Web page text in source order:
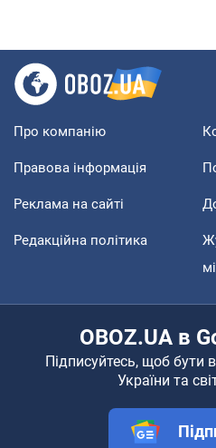
Про компанію
Правова інформація
Реклама на сайті
Редакційна політика
OBOZ.UA в
Підписуйтесь, щоб бути
України та